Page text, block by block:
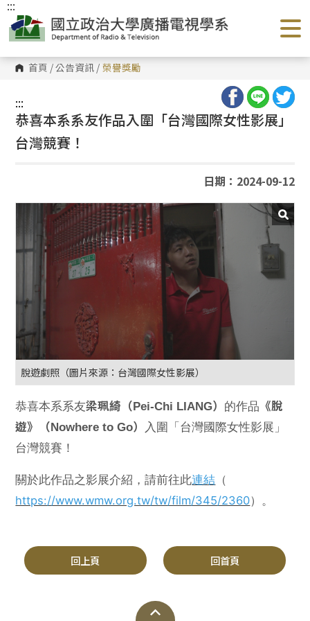
跳
到
主
要
內
容
區 首頁 /公告資訊 / 榮譽獎勵
:::
:::
恭喜本系系友作品入圍「台灣國際女性影展」
台灣競賽！
日期：2024-09-12
脫遊劇照（圖片來源：台灣國際女性影展）
恭喜本系系友梁珮綺（Pei-Chi LIANG） 的作品 《脫
遊》（Nowhere to Go）
入圍「台灣國際女性影展」
台灣競賽！
關於此作品之影展介紹，請前往此連結 （
https://www.wmw.org.tw/tw/film/345/2360）。
回上頁 回首頁